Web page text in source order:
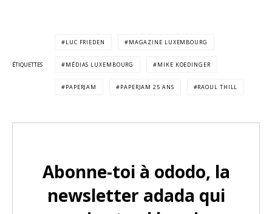
ÉTIQUETTES
LUC FRIEDEN MAGAZINE LUXEMBOURG
MÉDIAS LUXEMBOURG MIKE KOEDINGER
PAPERJAM PAPERJAM 25 ANS RAOUL THILL